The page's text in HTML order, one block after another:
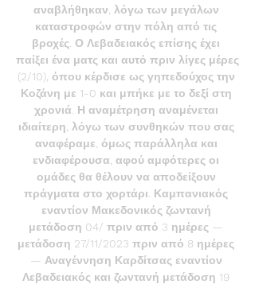
αναβλήθηκαν, λόγω των μεγάλων
καταστροφών στην πόλη από τις
βροχές. Ο Λεβαδειακός επίσης έχει
παίξει ένα ματς και αυτό πριν λίγες μέρες
(2/10), όπου κέρδισε ως γηπεδούχος την
Κοζάνη με 1-0 και μπήκε με το δεξί στη
χρονιά. Η αναμέτρηση αναμένεται
ιδιαίτερη, λόγω των συνθηκών που σας
αναφέραμε, όμως παράλληλα και
ενδιαφέρουσα, αφού αμφότερες οι
ομάδες θα θέλουν να αποδείξουν
πράγματα στο χορτάρι. Καμπανιακός
εναντίον Μακεδονικός ζωντανή
μετάδοση 04/ πριν από 3 ημέρες —
μετάδοση 27/11/2023 πριν από 8 ημέρες
— Αναγέννηση Καρδίτσας εναντίον
Λεβαδειακός και ζωντανή μετάδοση 19